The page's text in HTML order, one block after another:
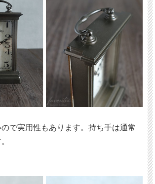
で実用性もあります。持ち手は通常